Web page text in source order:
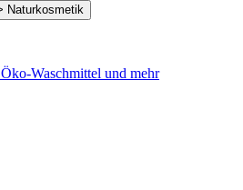
Öko-Waschmittel und mehr